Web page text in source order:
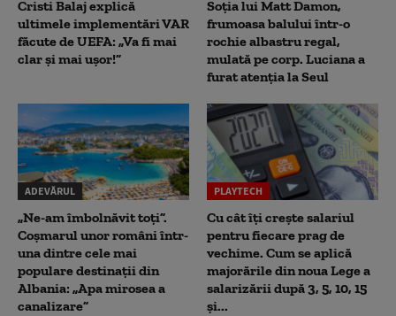
Cristi Balaj explică
ultimele implementări VAR
făcute de UEFA: „Va fi mai
clar și mai ușor!”
Soția lui Matt Damon,
frumoasa balului într-o
rochie albastru regal,
mulată pe corp. Luciana a
furat atenția la Seul
ADEVĂRUL
„Ne-am îmbolnăvit toți”.
Coșmarul unor români într-
una dintre cele mai
populare destinații din
Albania: „Apa mirosea a
canalizare”
PLAYTECH
Cu cât îți crește salariul
pentru fiecare prag de
vechime. Cum se aplică
majorările din noua Lege a
salarizării după 3, 5, 10, 15
și...